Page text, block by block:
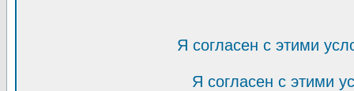
Я согласен с этими
Я согласен с этими